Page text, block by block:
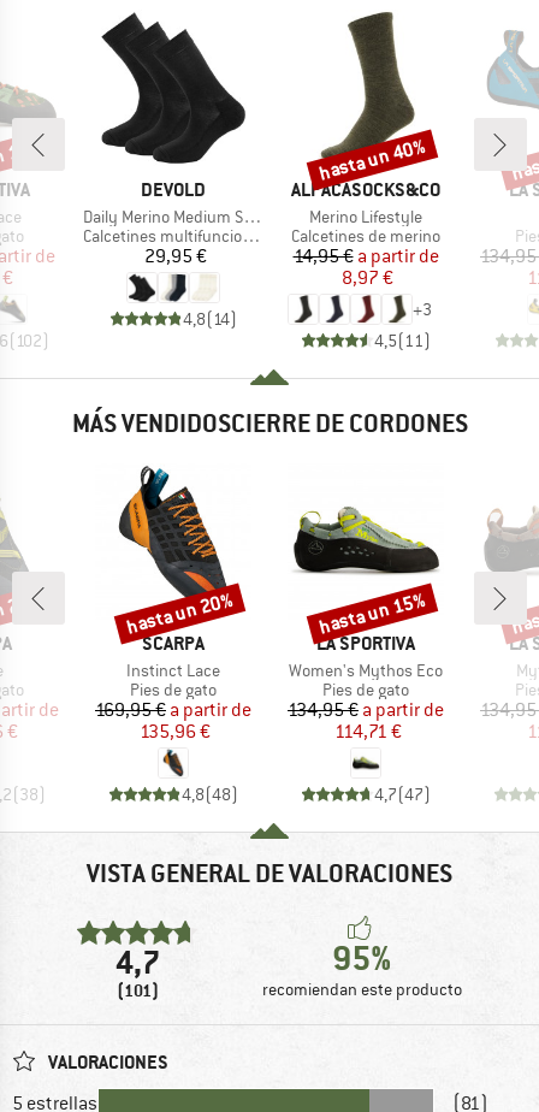
reducido
de
(102)
MARCA
DEVOLD
Artículo
Daily Merino Medium Sock 3-Pack
Product group
Calcetines multifuncionales
Precio
29,95 €
4,8(14)
MARCA
ALPACASOCKS&CO
Artículo
Merino Lifestyle
Product group
Calcetines de merino
Precio
14,95 € Precio reducido
a partir de
8,97 €
+3
4,5(11 )
Descuento
hasta un 40%
LA
MÁS VENDIDOSCIERRE DE CORDONES
reducido
de
€
(38)
MARCA
SCARPA
Artículo
Instinct Lace
Product group
Pies de gato
Precio
169,95 € Precio reducido
a partir de
135,96 €
4,8(48)
Descuento
hasta un 20%
MARCA
LA SPORTIVA
Artículo
Women's Mythos Eco
Product group
Pies de gato
Precio
134,95 € Precio reducido
a partir de
114,71 €
4,7(47)
Descuento
hasta un 15%
LA
VISTA GENERAL DE VALORACIONES
4,7
(101)
95%
recomiendan este producto
VALORACIONES
5 estrellas
(81)